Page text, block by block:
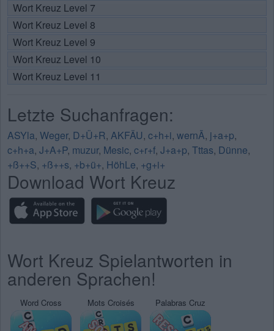
Wort Kreuz Level 7
Wort Kreuz Level 8
Wort Kreuz Level 9
Wort Kreuz Level 10
Wort Kreuz Level 11
Letzte Suchanfragen:
ASYla, Weger, D+Ü+R, AKFÄU, c+h+i, wernÃ, j+a+p,
c+h+a, J+A+P, muzur, Mesic, c+r+f, J+a+p, Tttas, Dünne,
+ß++S, +ß++s, +b+ü+, HöhLe, +g+i+
Download Wort Kreuz
Wort Kreuz Spielantworten in
anderen Sprachen!
Word Cross Mots Croisés Palabras Cruz